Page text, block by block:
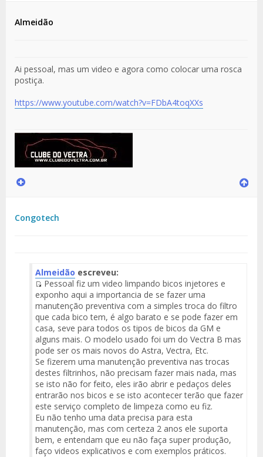
Almeidão
Ai pessoal, mas um video e agora como colocar uma rosca
postiça.
https://www.youtube.com/watch?v=FDbA4toqXXs
Congotech
Almeidão escreveu:
Fuente
del
Mensaje
Pessoal fiz um video limpando bicos injetores e
exponho aqui a importancia de se fazer uma
manutenção preventiva com a simples troca do filtro
que cada bico tem, é algo barato e se pode fazer em
casa, seve para todos os tipos de bicos da GM e
alguns mais. O modelo usado foi um do Vectra B mas
pode ser os mais novos do Astra, Vectra, Etc.
Se fizerem uma manutenção preventiva nas trocas
destes filtrinhos, não precisam fazer mais nada, mas
se isto não for feito, eles irão abrir e pedaços deles
entrarão nos bicos e se isto acontecer terão que fazer
este serviço completo de limpeza como eu fiz.
Eu não tenho uma data precisa para esta
manutenção, mas com certeza 2 anos ele suporta
bem, e entendam que eu não faça super produção,
faço videos explicativos e com exemplos práticos.